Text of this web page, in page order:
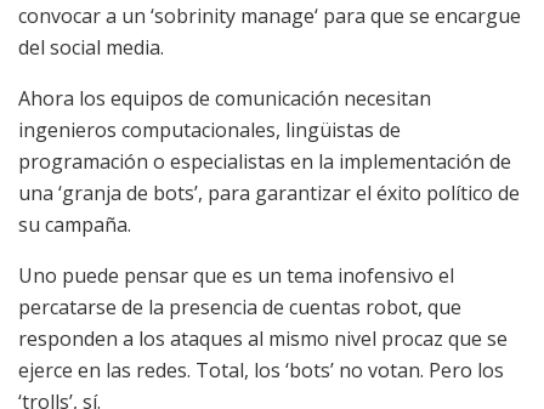
convocar a un ‘sobrinity manage‘ para que se encargue
del social media.
Ahora los equipos de comunicación necesitan
ingenieros computacionales, lingüistas de
programación o especialistas en la implementación de
una ‘granja de bots’, para garantizar el éxito político de
su campaña.
Uno puede pensar que es un tema inofensivo el
percatarse de la presencia de cuentas robot, que
responden a los ataques al mismo nivel procaz que se
ejerce en las redes. Total, los ‘bots’ no votan. Pero los
‘trolls’, sí.